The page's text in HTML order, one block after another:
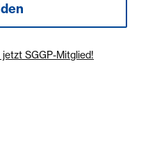
jetzt SGGP-Mitglied!